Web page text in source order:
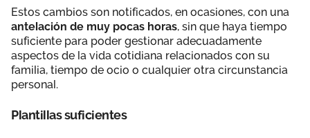
Estos cambios son notificados, en ocasiones, con una
antelación de muy pocas horas, sin que haya tiempo
suficiente para poder gestionar adecuadamente
aspectos de la vida cotidiana relacionados con su
familia, tiempo de ocio o cualquier otra circunstancia
personal.
Plantillas suficientes